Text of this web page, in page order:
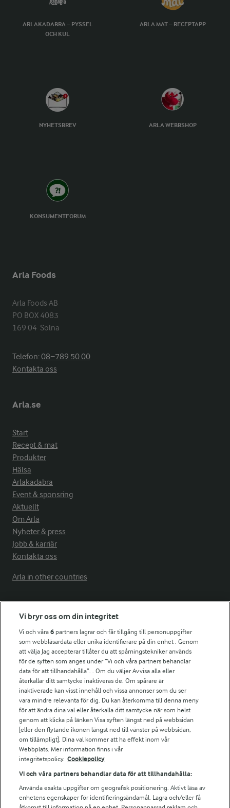
ARLAKADABRA – PYSSEL
OCH KUL
ARLA MAT – RECEPTAPP
NYHETSBREV ARLA WEBBSHOP
KONSUMENTFORUM
Arla Foods
Arla Foods AB
PO BOX 4083
169 04  Solna
Telefon:08−789 50 00
Kontakta oss
Arla.se
Start
Recept & mat
Produkter
Hälsa
Arlakadabra
Event & sponsring
Aktuellt
Om Arla
Nyheter & press
Jobb & karriär
Kontakta oss
Arla in other countries
Fler Arlasajter
För ägare
Arlas kundportal
Arla.com
Falbygdens Ost
Arla webbshop
Bildbank
Följ oss
Vi bryr oss om din integritet
Vi och våra6 partners lagrar och får tillgång till personuppgifter
som webbläsardata eller unika identifierare på din enhet . Genom
att välja Jag accepterar tillåter du att spårningstekniker används
för de syften som anges under ”Vi och våra partners behandlar
data för att tillhandahålla”. . Om du väljer Avvisa alla eller
återkallar ditt samtycke inaktiveras de. Om spårare är
inaktiverade kan visst innehåll och vissa annonser som du ser
vara mindre relevanta för dig. Du kan återkomma till denna meny
för att ändra dina val eller återkalla ditt samtycke när som helst
genom att klicka på länken Visa syften längst ned på webbsidan
[eller den flytande ikonen längst ned till vänster på webbsidan,
om tillämpligt]. Dina val kommer att ha effekt inom vår
Webbplats. Mer information finns i vår
integritetspolicy. Cookiepolicy
Vi och våra partners behandlar data för att tillhandahålla:
Använda exakta uppgifter om geografisk positionering. Aktivt läsa av
enhetens egenskaper för identifieringsändamål. Lagra och/eller få